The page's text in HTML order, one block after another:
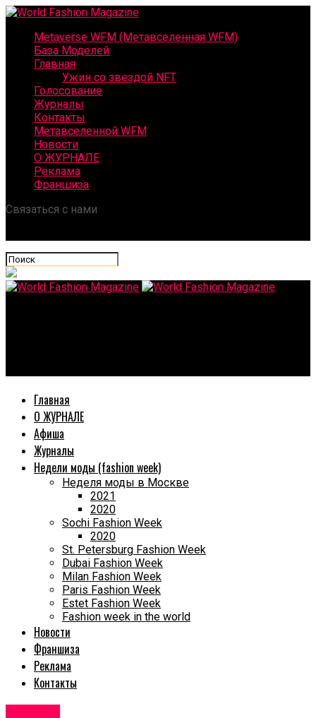
Metaverse WFM (Метавселенная WFM)
База Моделей
Главная
Ужин со звездой NFT
Голосование
Журналы
Контакты
Метавселенной WFM
Новости
О ЖУРНАЛЕ
Реклама
Франшиза
Связаться с нами
Главная
О ЖУРНАЛЕ
Афиша
Журналы
Недели моды (fashion week)
Неделя моды в Москве
2021
2020
Sochi Fashion Week
2020
St. Petersburg Fashion Week
Dubai Fashion Week
Milan Fashion Week
Paris Fashion Week
Estet Fashion Week
Fashion week in the world
Новости
Франшиза
Реклама
Контакты